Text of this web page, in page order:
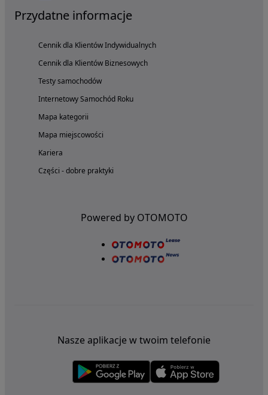
Przydatne informacje
Cennik dla Klientów Indywidualnych
Cennik dla Klientów Biznesowych
Testy samochodów
Internetowy Samochód Roku
Mapa kategorii
Mapa miejscowości
Kariera
Części - dobre praktyki
Powered by OTOMOTO
Nasze aplikacje w twoim telefonie